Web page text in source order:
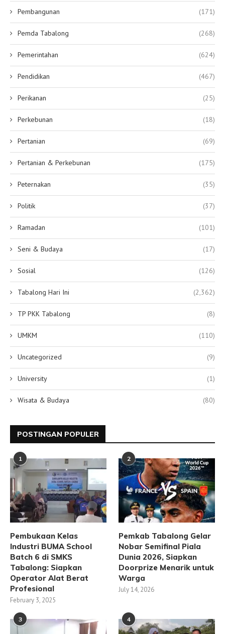
Pembangunan (171)
Pemda Tabalong (268)
Pemerintahan (624)
Pendidikan (467)
Perikanan (25)
Perkebunan (18)
Pertanian (69)
Pertanian & Perkebunan (175)
Peternakan (35)
Politik (37)
Ramadan (101)
Seni & Budaya (17)
Sosial (126)
Tabalong Hari Ini (2,362)
TP PKK Tabalong (8)
UMKM (110)
Uncategorized (9)
University (1)
Wisata & Budaya (80)
POSTINGAN POPULER
1
Pembukaan Kelas
Industri BUMA School
Batch 6 di SMKS
Tabalong: Siapkan
Operator Alat Berat
Profesional
February 3, 2025
2
Pemkab Tabalong Gelar
Nobar Semifinal Piala
Dunia 2026, Siapkan
Doorprize Menarik untuk
Warga
July 14, 2026
3 4